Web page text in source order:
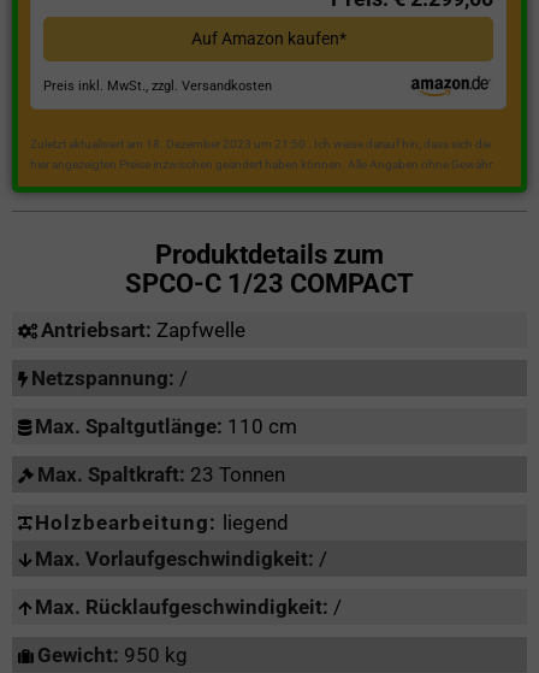
Auf Amazon kaufen*
Preis inkl. MwSt., zzgl. Versandkosten
Zuletzt aktualisiert am 18. Dezember 2023 um 21:50 . Ich weise darauf hin, dass sich die
hier angezeigten Preise inzwischen geändert haben können. Alle Angaben ohne Gewähr.
Produktdetails zum
SPCO-C 1/23 COMPACT
Antriebsart: Zapfwelle
Netzspannung: /
Max. Spaltgutlänge: 110 cm
Max. Spaltkraft: 23 Tonnen
Holzbearbeitung: liegend
Max. Vorlaufgeschwindigkeit: /
Max. Rücklaufgeschwindigkeit: /
Gewicht: 950 kg